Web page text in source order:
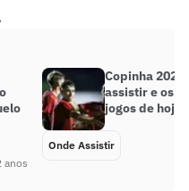
anos
Copinha
assistir e os
jogos de hoje
Onde Assistir